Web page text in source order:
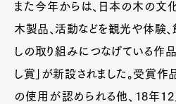
また今年からは、日本の木の文
木製品、活動などを観光や体験
しの取り組みにつなげている作
し賞」が新設されました。受賞作
の使用が認められる他、18年12